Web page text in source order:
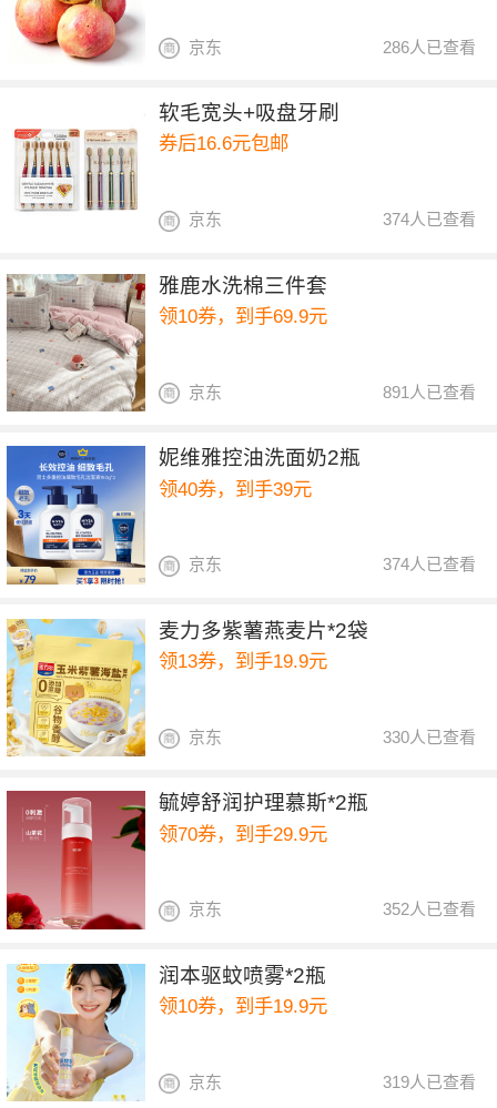
286人已查看
京东
软毛宽头+吸盘牙刷
券后16.6元包邮
374人已查看
京东
雅鹿水洗棉三件套
领10券，到手69.9元
891人已查看
京东
妮维雅控油洗面奶2瓶
领40券，到手39元
374人已查看
京东
麦力多紫薯燕麦片*2袋
领13券，到手19.9元
330人已查看
京东
毓婷舒润护理慕斯*2瓶
领70券，到手29.9元
352人已查看
京东
润本驱蚊喷雾*2瓶
领10券，到手19.9元
319人已查看
京东